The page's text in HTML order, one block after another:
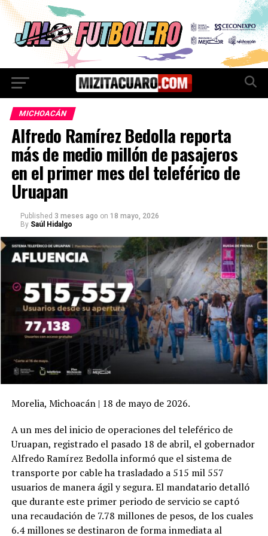
MICHOACÁN
Alfredo Ramírez Bedolla reporta
más de medio millón de pasajeros
en el primer mes del teleférico de
Uruapan
Published 3 meses ago on 18 mayo, 2026
By Saúl Hidalgo
Morelia, Michoacán | 18 de mayo de 2026.
A un mes del inicio de operaciones del teleférico de
Uruapan, registrado el pasado 18 de abril, el gobernador
Alfredo Ramírez Bedolla informó que el sistema de
transporte por cable ha trasladado a 515 mil 557
usuarios de manera ágil y segura. El mandatario detalló
que durante este primer periodo de servicio se captó
una recaudación de 7.78 millones de pesos, de los cuales
6.4 millones se destinaron de forma inmediata al